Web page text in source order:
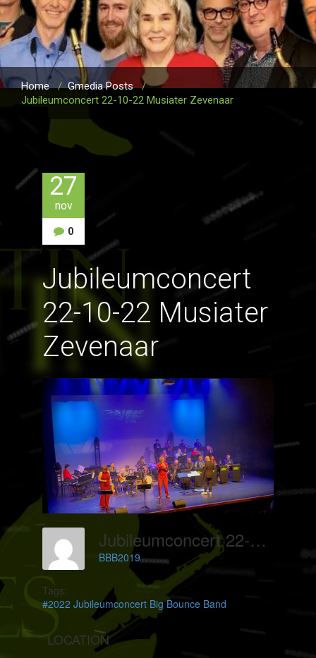
Home/Gmedia Posts/
Jubileumconcert 22-10-22 Musiater Zevenaar
27
nov
0
Jubileumconcert
22-10-22 Musiater
Zevenaar
Jubileumconcert 22-10-22 Musiater Zevenaar
BBB2019
Tags:
#2022 Jubileumconcert Big Bounce Band
LOCATION